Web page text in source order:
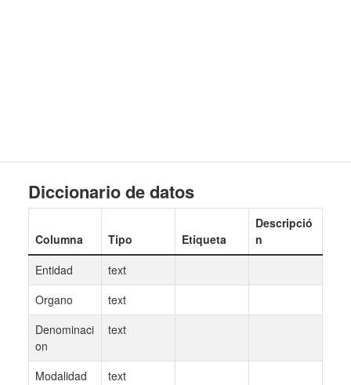
Diccionario de datos
Columna Tipo Etiqueta
Descripció
n
Entidad
text
Organo
text
Denominaci
on
text
Modalidad
text